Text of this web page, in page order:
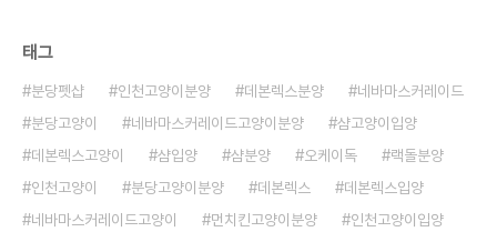
태그
분당펫샵 인천고양이분양 데본렉스분양
네바마스커레이드
분당고양이
네바마스커레이드고양이분양
샴고양이입양
데본렉스고양이
샴입양 샴분양 오케이독
랙돌분양
인천고양이
분당고양이분양 데본렉스
데본렉스입양
네바마스커레이드고양이
먼치킨고양이분양
인천고양이입양